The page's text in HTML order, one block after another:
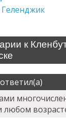
Геленджик
к
ответил(а)
любом